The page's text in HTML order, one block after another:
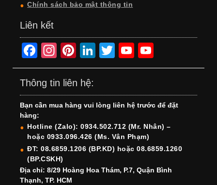
Chính sách bảo mật thông tin
Liên kết
F
a
c
e
b
o
o
k
In
st
a
gr
a
m
Pi
nt
er
e
st
Li
n
e
dI
n
T
wi
er
Y
o
T
u
b
e
o
T
u
b
e
h
Thông tin liên hệ:
Bạn cần mua hàng vui lòng liên hệ trước để đặt
hàng:
Hotline (Zalo): 0934.502.712 (Mr. Nhân) –
hoặc 0933.096.426 (Ms. Vân Phạm)
ĐT: 08.6859.1206 (BP.KD) hoặc 08.6859.1260
(BP.CSKH)
Địa chỉ: 8/29 Hoàng Hoa Thám, P.7, Quận Bình
Thạnh, TP. HCM